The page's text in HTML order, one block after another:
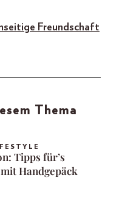
Freundschaft
Thema
Tipps für’s
Handgepäck